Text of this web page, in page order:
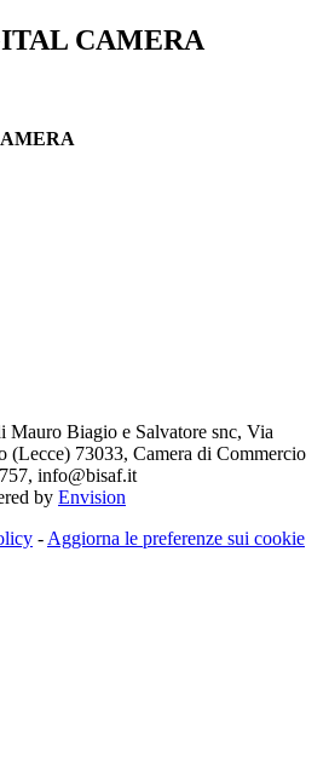
CAMERA
Biagio e Salvatore snc, Via
(Lecce) 73033, Camera di Commercio
info@bisaf.it
by Envision
- Aggiorna le preferenze sui cookie